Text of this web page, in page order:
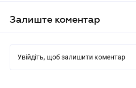
Залиште коментар
Увійдіть, щоб залишити коментар